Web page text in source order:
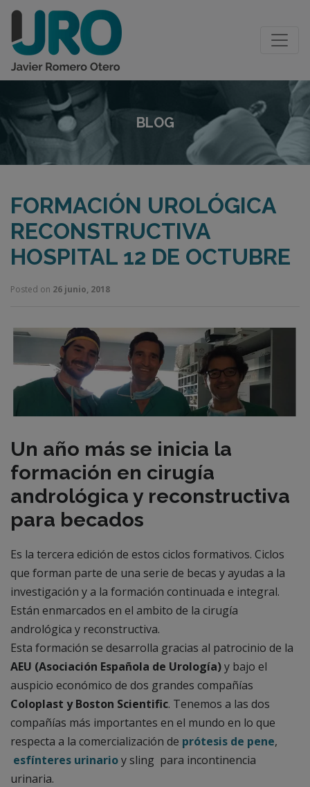
BLOG
FORMACIÓN UROLÓGICA
RECONSTRUCTIVA
HOSPITAL 12 DE OCTUBRE
Posted on 26 junio, 2018
Un año más se inicia la
formación en cirugía
andrológica y reconstructiva
para becados
Es la tercera edición de estos ciclos formativos. Ciclos
que forman parte de una serie de becas y ayudas a la
investigación y a la formación continuada e integral.
Están enmarcados en el ambito de la cirugía
andrológica y reconstructiva.
Esta formación se desarrolla gracias al patrocinio de la
AEU (Asociación Española de Urología)y bajo el
auspicio económico de dos grandes compañías
Coloplast y Boston Scientific. Tenemos a las dos
compañías más importantes en el mundo en lo que
respecta a la comercialización de prótesis de pene,
esfínteres urinarioy sling para incontinencia
urinaria.